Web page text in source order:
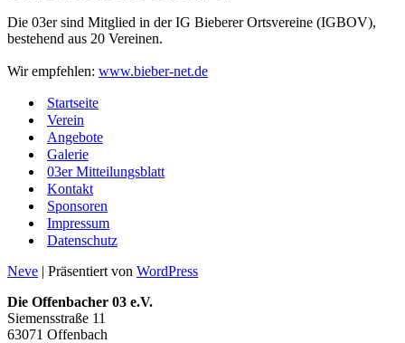
Die 03er sind Mitglied in der IG Bieberer Ortsvereine (IGBOV),
bestehend aus 20 Vereinen.
Wir empfehlen: www.bieber-net.de
Startseite
Verein
Angebote
Galerie
03er Mitteilungsblatt
Kontakt
Sponsoren
Impressum
Datenschutz
Neve | Präsentiert von WordPress
Die Offenbacher 03 e.V.
Siemensstraße 11
63071 Offenbach